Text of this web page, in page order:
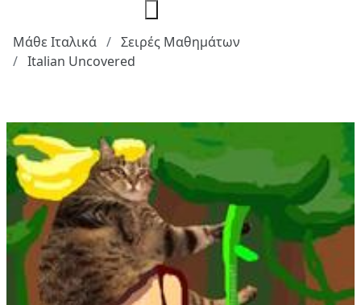
Μάθε Ιταλικά
Σειρές Μαθημάτων
Italian Uncovered